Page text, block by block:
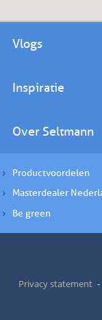
Vlogs
Inspiratie
Over Seltmann
Productvoordelen
Masterdealer
Be green
Privacy statement